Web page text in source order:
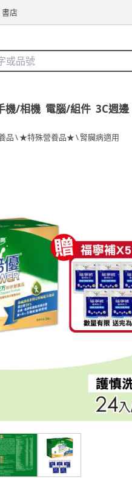
書店
機/相機 電腦/組件 3C週邊
品\★特殊營養品★\腎臟病適用